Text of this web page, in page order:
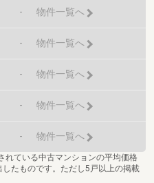
- 物件一覧へ
- 物件一覧へ
- 物件一覧へ
- 物件一覧へ
- 物件一覧へ
れている中古マンションの平均価格
したものです。ただし5戸以上の掲載